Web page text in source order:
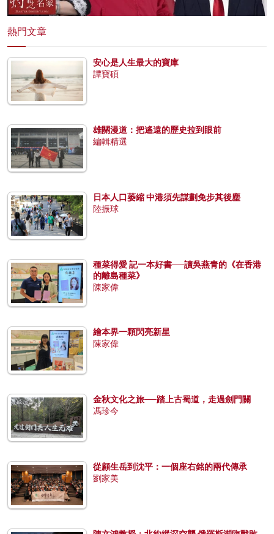
熱門文章
安心是人生最大的寶庫
譚寶碩
雄關漫道：把遙遠的歷史拉到眼前
編輯精選
日本人口萎縮 中港須先謀劃免步其後塵
陸振球
種菜得愛 記一本好書──讀吳燕青的《在香港
的離島種菜》
陳家偉
繪本界一顆閃亮新星
陳家偉
金秋文化之旅──踏上古蜀道，走過劍門關
馮珍今
從顧生岳到沈平：一個座右銘的兩代傳承
劉家美